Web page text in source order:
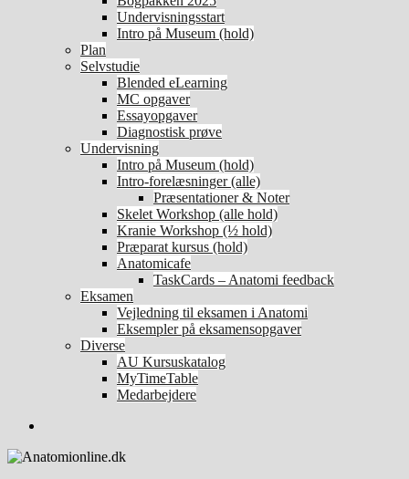
Undervisningsstart
Intro på Museum (hold)
Plan
Selvstudie
Blended eLearning
MC opgaver
Essayopgaver
Diagnostisk prøve
Undervisning
Intro på Museum (hold)
Intro-forelæsninger (alle)
Præsentationer & Noter
Skelet Workshop (alle hold)
Kranie Workshop (½ hold)
Præparat kursus (hold)
Anatomicafe
TaskCards – Anatomi feedback
Eksamen
Vejledning til eksamen i Anatomi
Eksempler på eksamensopgaver
Diverse
AU Kursuskatalog
MyTimeTable
Medarbejdere